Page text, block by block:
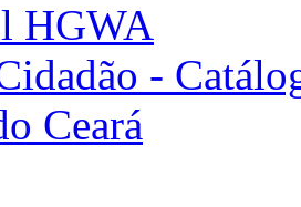
HGWA
-
Ceará